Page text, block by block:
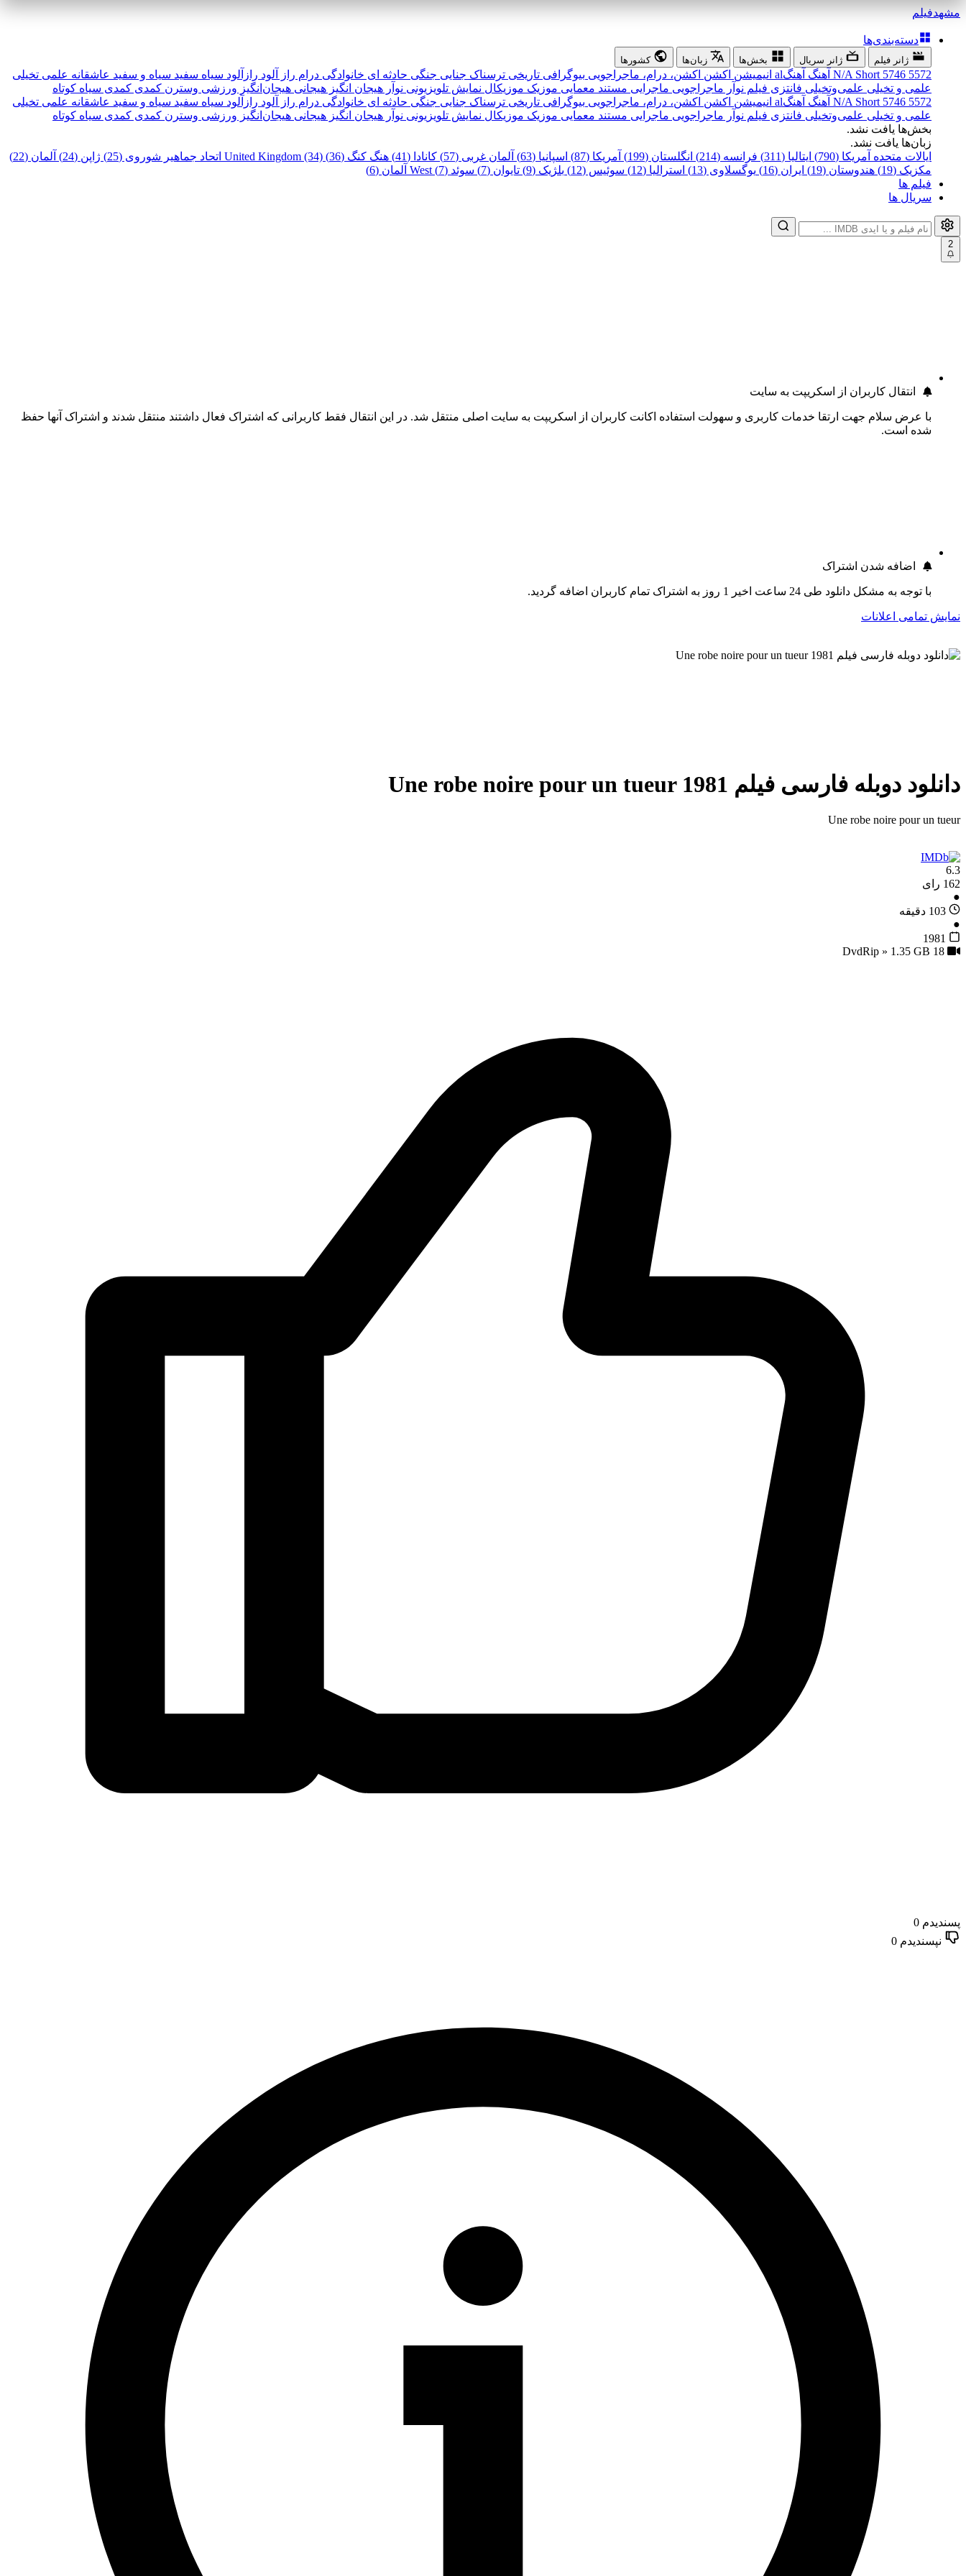
مشهدفیلم
دسته‌بندی‌ها
ژانر فیلم ژانر سریال بخش‌ها زبان‌ها کشورها
5572
5746
N/A Short آهنگ آهنگal انیمیشن اکشن اکشن، درام، ماجراجویی بیوگرافی تاریخی ترسناک جنایی جنگی حادثه ای خانوادگی درام راز آلود رازآلود سیاه سفید سیاه و سفید عاشقانه علمی تخیلی
علمی و تخیلی علمی‌و‌تخیلی فانتزی فیلم نوآر ماجراجویی ماجرایی مستند معمایی موزیک موزیکال نمایش تلویزیونی نوآر هیجان انگیز هیجانی هیجان‌انگیز ورزشی وسترن کمدی کمدی سیاه کوتاه
5572
5746
N/A Short آهنگ آهنگal انیمیشن اکشن اکشن، درام، ماجراجویی بیوگرافی تاریخی ترسناک جنایی جنگی حادثه ای خانوادگی درام راز آلود رازآلود سیاه سفید سیاه و سفید عاشقانه علمی تخیلی
علمی و تخیلی علمی‌و‌تخیلی فانتزی فیلم نوآر ماجراجویی ماجرایی مستند معمایی موزیک موزیکال نمایش تلویزیونی نوآر هیجان انگیز هیجانی هیجان‌انگیز ورزشی وسترن کمدی کمدی سیاه کوتاه
بخش‌ها یافت نشد.
زبان‌ها یافت نشد.
ایالات متحده آمریکا (790)
ایتالیا (311) فرانسه (214) انگلستان (199) آمریکا (87) اسپانیا (63) آلمان غربی (57) کانادا (41) هنگ کنگ (36) United Kingdom (34) اتحاد جماهیر شوروی (25) ژاپن (24)
آلمان (22)
مکزیک (19)
هندوستان (19) ایران (16) یوگسلاوی (13) استرالیا (12) سوئیس (12) بلژیک (9) تایوان (7) سوئد (7)
West آلمان (6)
فیلم ها
سریال ها
2
انتقال کاربران از اسکریپت به سایت
با عرض سلام جهت ارتقا خدمات کاربری و سهولت استفاده اکانت کاربران از اسکریپت به سایت اصلی منتقل شد. در این انتقال فقط کاربرانی که اشتراک فعال داشتند منتقل شدند و اشتراک آنها حفظ
شده است.
اضافه شدن اشتراک
با توجه به مشکل دانلود طی 24 ساعت اخیر 1 روز به اشتراک تمام کاربران اضافه گردید.
نمایش تمامی اعلانات
دانلود دوبله فارسی فیلم Une robe noire pour un tueur 1981
Une robe noire pour un tueur
6.3
162 رای
●
103 دقیقه
●
1981
18
پسندیدم 0
نپسندیدم 0